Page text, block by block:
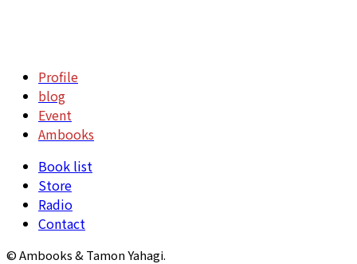
Profile
blog
Event
Ambooks
Book list
Store
Radio
Contact
© Ambooks & Tamon Yahagi.